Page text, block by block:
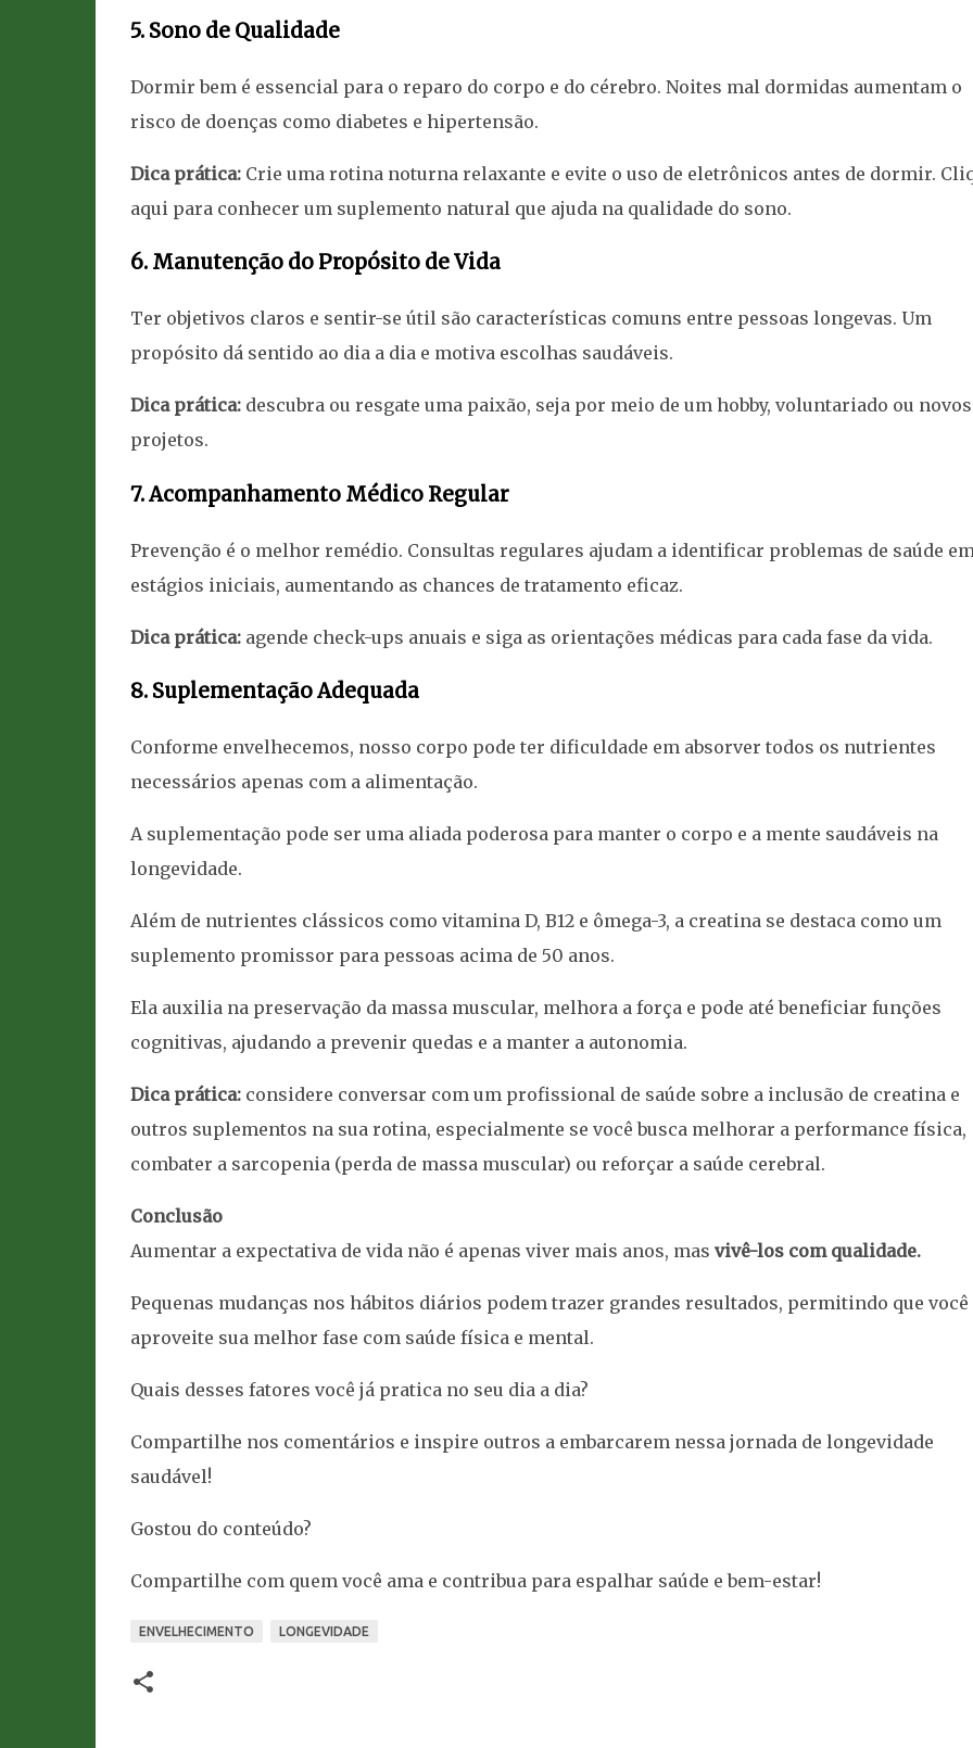
5. Sono de Qualidade
Dormir bem é essencial para o reparo do corpo e do cérebro. Noites mal dormidas aumentam o
risco de doenças como diabetes e hipertensão.
Dica prática:Crie uma rotina noturna relaxante e evite o uso de eletrônicos antes de dormir.
aqui para conhecer um suplemento natural que ajuda na qualidade do sono.
6. Manutenção do Propósito de Vida
Ter objetivos claros e sentir-se útil são características comuns entre pessoas longevas. Um
propósito dá sentido ao dia a dia e motiva escolhas saudáveis.
Dica prática:descubra ou resgate uma paixão, seja por meio de um hobby, voluntariado ou novos
projetos.
7. Acompanhamento Médico Regular
Prevenção é o melhor remédio. Consultas regulares ajudam a identificar problemas de saúde
estágios iniciais, aumentando as chances de tratamento eficaz.
Dica prática:agende check-ups anuais e siga as orientações médicas para cada fase da vida.
8. Suplementação Adequada
Conforme envelhecemos, nosso corpo pode ter dificuldade em absorver todos os nutrientes
necessários apenas com a alimentação.
A suplementação pode ser uma aliada poderosa para manter o corpo e a mente saudáveis na
longevidade.
Além de nutrientes clássicos como vitamina D, B12 e ômega-3, a creatina se destaca como um
suplemento promissor para pessoas acima de 50 anos.
Ela auxilia na preservação da massa muscular, melhora a força e pode até beneficiar funções
cognitivas, ajudando a prevenir quedas e a manter a autonomia.
Dica prática:considere conversar com um profissional de saúde sobre a inclusão de creatina e
outros suplementos na sua rotina, especialmente se você busca melhorar a performance física,
combater a sarcopenia (perda de massa muscular) ou reforçar a saúde cerebral.
Conclusão
Aumentar a expectativa de vida não é apenas viver mais anos, mas vivê-los com qualidade.
Pequenas mudanças nos hábitos diários podem trazer grandes resultados, permitindo que você
aproveite sua melhor fase com saúde física e mental.
Quais desses fatores você já pratica no seu dia a dia?
Compartilhe nos comentários e inspire outros a embarcarem nessa jornada de longevidade
saudável!
Gostou do conteúdo?
Compartilhe com quem você ama e contribua para espalhar saúde e bem-estar!
ENVELHECIMENTO LONGEVIDADE